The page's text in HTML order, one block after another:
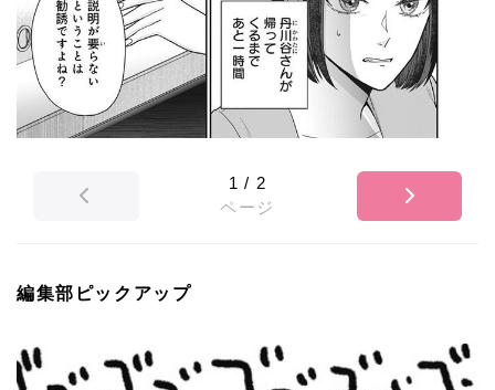
1 / 2
ページ
編集部ピックアップ